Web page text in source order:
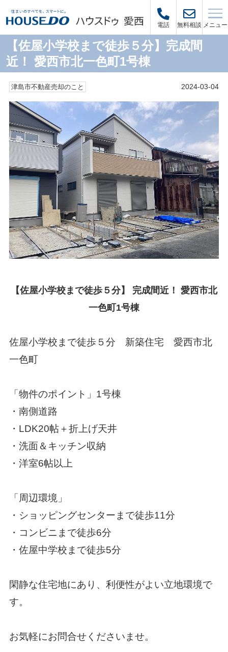
電話 無料相談 メニュー
【佐屋小学校まで徒歩５分】完成間
近！ 愛西市北一色町1号棟
津島市不動産売却のこと 2024-03-04
【佐屋小学校まで徒歩５分】 完成間近！ 愛西市北
一色町1号棟
佐屋小学校まで徒歩５分 新築住宅 愛西市北
一色町
「物件のポイント」1号棟
・南側道路
・LDK20帖＋折上げ天井
・洗面＆キッチン収納
・洋室6帖以上
「周辺環境」
・ショッピングセンターまで徒歩11分
・コンビニまで徒歩6分
・佐屋中学校まで徒歩5分
閑静な住宅地にあり、利便性がよい立地環境で
す。
お気軽にお問合せくださいませ。